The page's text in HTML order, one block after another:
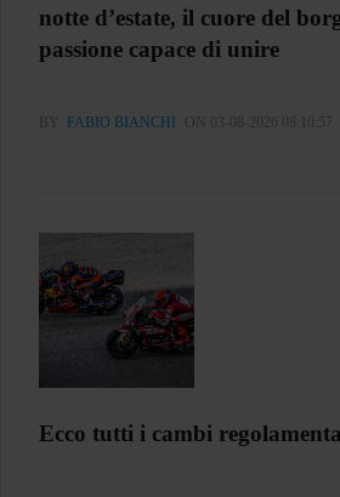
notte d’estate, il cuore del
passione capace di unire
BY FABIO BIANCHI ON 03-08-2026 08:10:57
Ecco tutti i cambi